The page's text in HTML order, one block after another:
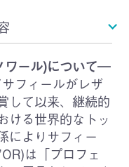
ール)について―
フィールがレザ
して以来、継続的
ける世界的なトッ
によりサフィー
は「プロフェ